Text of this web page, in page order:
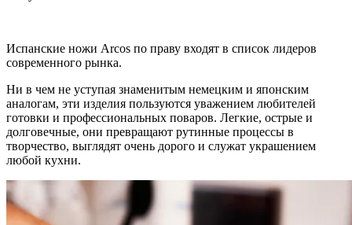
Испанские ножи Arcos по праву входят в список лидеров
современного рынка.
Ни в чем не уступая знаменитым немецким и японским
аналогам, эти изделия пользуются уважением любителей
готовки и профессиональных поваров. Легкие, острые и
долговечные, они превращают рутинные процессы в
творчество, выглядят очень дорого и служат украшением
любой кухни.